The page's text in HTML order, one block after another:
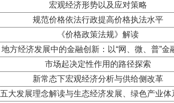
宏观经济形势以及应对策略
规范价格依法行政提高价格执法水平
《价格政策法规》解读
地方经济发展中的金融创新：以“网、微、普”金
市场起决定性作用的路径探索
新常态下宏观经济分析与供给侧改革
五大发展理念解读与生态经济发展、绿色产业体